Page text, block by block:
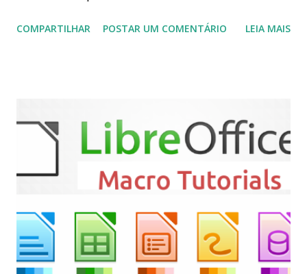
(personal video recorder). A versão final do Kodi 19.5
sudo apt-get install kodi Use o comando a seguir para
instalar codecs de áudio e outros complementos,
executando: $ sudo apt-get install --install-suggests
kodi Para remover, execute: $ sudo apt-get remove
COMPARTILHAR POSTAR UM COMENTÁRIO LEIA MAIS